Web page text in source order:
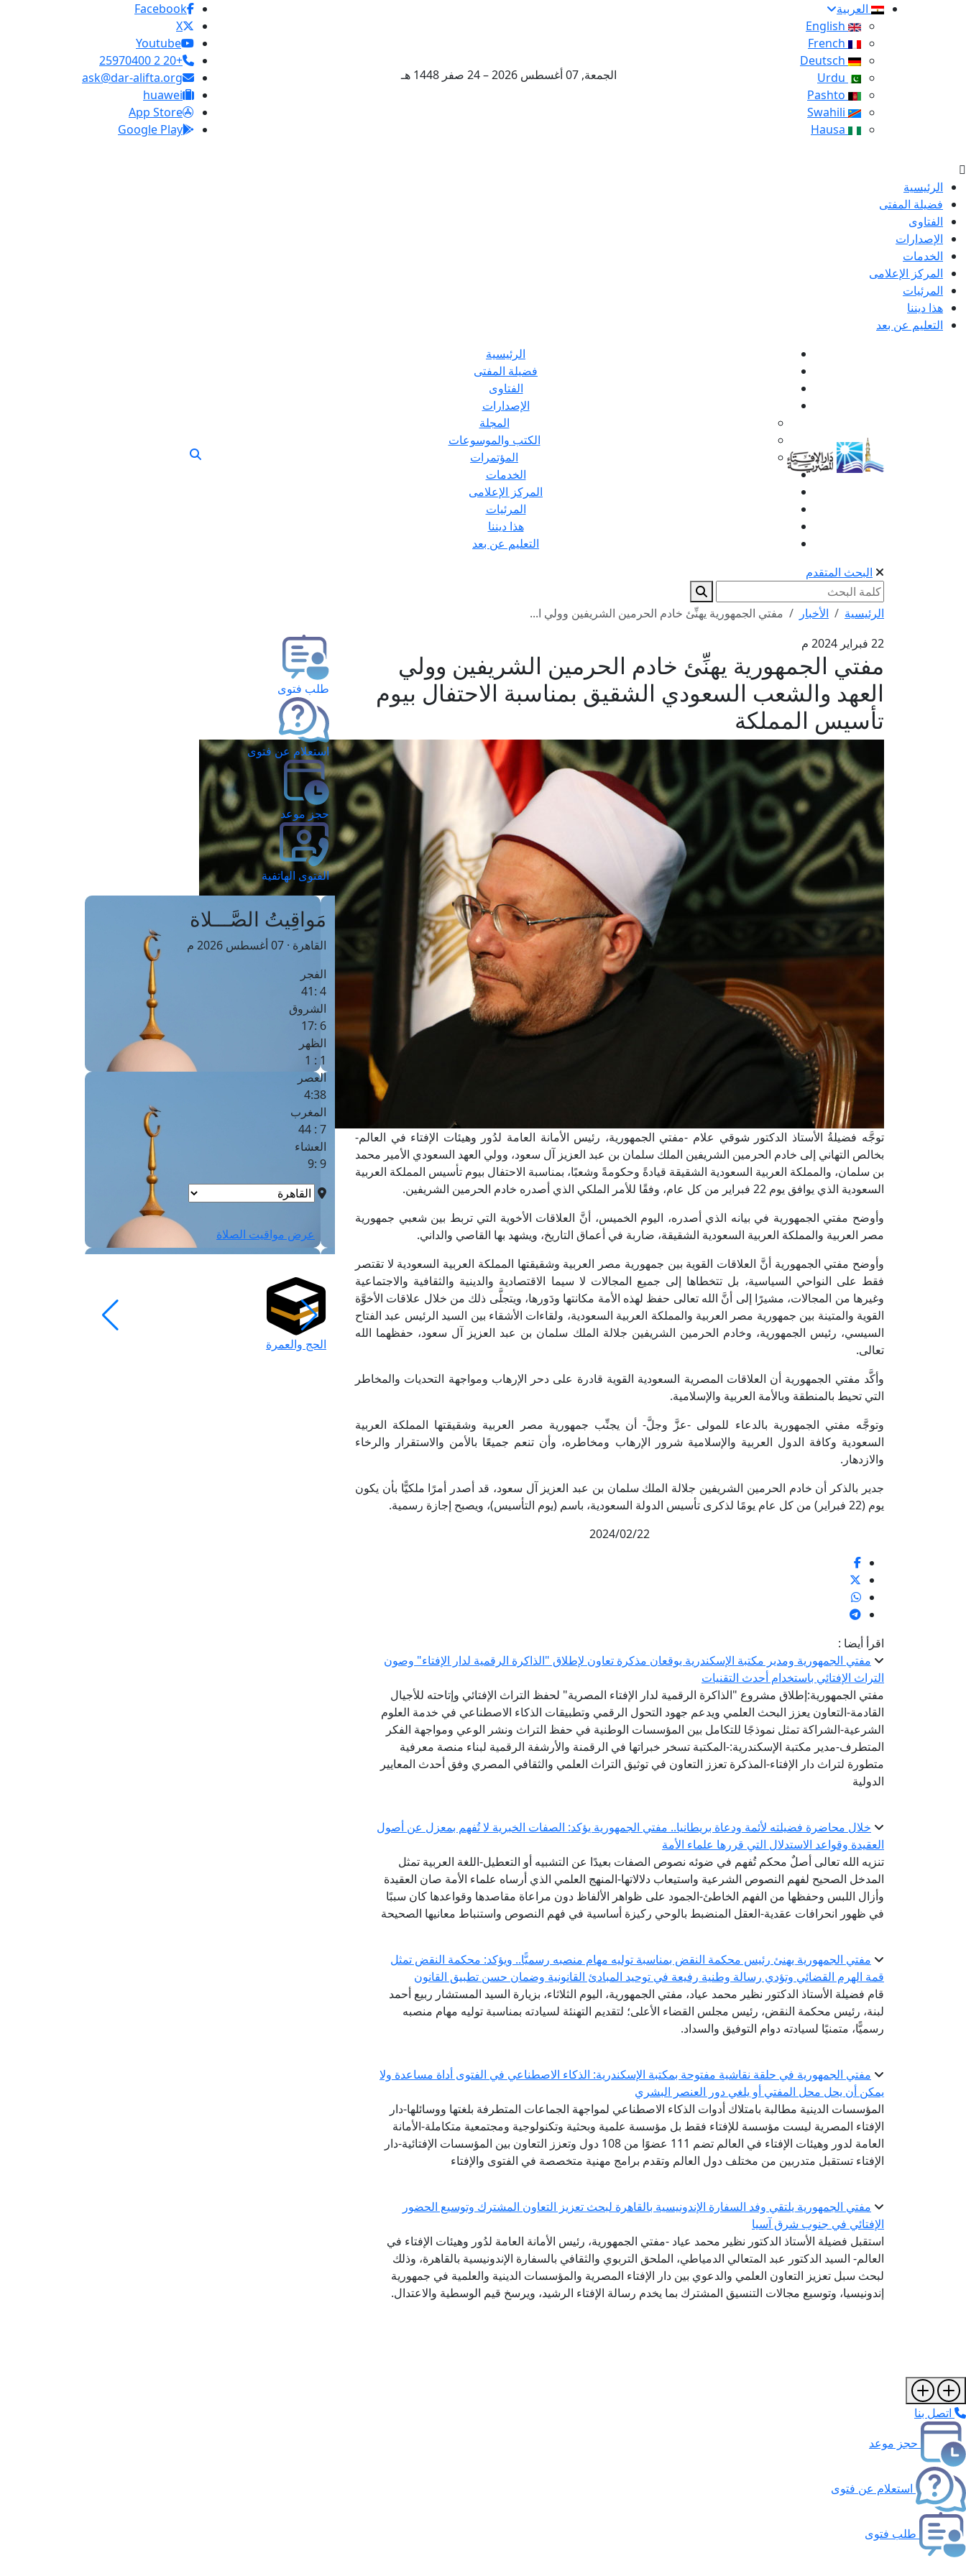
العربية
الجمعة, 07 أغسطس 2026 – 24 صفر 1448 هـ
Facebook
X
Youtube
+20 2 25970400
ask@dar-alifta.org
huawei
App Store
Google Play
الرئيسية
فضيلة المفتى
الفتاوى
الإصدارات
الخدمات
المركز الإعلامى
المرئيات
هذا ديننا
التعليم عن بعد
الرئيسية
فضيلة المفتى
الفتاوى
الإصدارات
المجلة
الكتب والموسوعات
المؤتمرات
الخدمات
المركز الإعلامى
المرئيات
هذا ديننا
التعليم عن بعد
البحث المتقدم
الرئيسية الأخبار
مفتي الجمهورية يهنِّئ خادم الحرمين الشريفين وولي ا...
22 فبراير 2024 م
مفتي الجمهورية يهنِّئ خادم الحرمين الشريفين وولي
العهد والشعب السعودي الشقيق بمناسبة الاحتفال بيوم
تأسيس المملكة
توجَّه فضيلةُ الأستاذ الدكتور شوقي علام -مفتي الجمهورية، رئيس الأمانة العامة لدُور وهيئات الإفتاء في العالم-
بخالص التهاني إلى خادم الحرمين الشريفين الملك سلمان بن عبد العزيز آل سعود، وولي العهد السعودي الأمير محمد
بن سلمان، والمملكة العربية السعودية الشقيقة قيادةً وحكومةً وشعبًا، بمناسبة الاحتفال بيوم تأسيس المملكة العربية
السعودية الذي يوافق يوم 22 فبراير من كل عام، وفقًا للأمر الملكي الذي أصدره خادم الحرمين الشريفين.
وأوضح مفتي الجمهورية في بيانه الذي أصدره، اليوم الخميس، أنَّ العلاقات الأخوية التي تربط بين شعبي جمهورية
مصر العربية والمملكة العربية السعودية الشقيقة، ضاربة في أعماق التاريخ، ويشهد بها القاصي والداني.
وأوضح مفتي الجمهورية أنَّ العلاقات القوية بين جمهورية مصر العربية وشقيقتها المملكة العربية السعودية لا تقتصر
فقط على النواحي السياسية، بل تتخطاها إلى جميع المجالات لا سيما الاقتصادية والدينية والثقافية والاجتماعية
وغيرها من المجالات، مشيرًا إلى أنَّ الله تعالى حفظ لهذه الأمة مكانتها ودَورها، ويتجلَّى ذلك من خلال علاقات الأخوَّة
القوية والمتينة بين جمهورية مصر العربية والمملكة العربية السعودية، ولقاءات الأشقاء بين السيد الرئيس عبد الفتاح
السيسي، رئيس الجمهورية، وخادم الحرمين الشريفين جلالة الملك سلمان بن عبد العزيز آل سعود، حفظهما الله
تعالى.
وأكَّد مفتي الجمهورية أن العلاقات المصرية السعودية القوية قادرة على دحر الإرهاب ومواجهة التحديات والمخاطر
التي تحيط بالمنطقة وبالأمة العربية والإسلامية.
وتوجَّه مفتي الجمهورية بالدعاء للمولى -عزَّ وجلَّ- أن يجنِّب جمهورية مصر العربية وشقيقتها المملكة العربية
السعودية وكافة الدول العربية والإسلامية شرور الإرهاب ومخاطره، وأن تنعم جميعًا بالأمن والاستقرار والرخاء
والازدهار.
جدير بالذكر أن خادم الحرمين الشريفين جلالة الملك سلمان بن عبد العزيز آل سعود، قد أصدر أمرًا ملكيًّا بأن يكون
يوم (22 فبراير) من كل عام يومًا لذكرى تأسيس الدولة السعودية، باسم (يوم التأسيس)، ويصبح إجازة رسمية.
2024/02/22
اقرأ أيضا :
مفتي الجمهورية ومدير مكتبة الإسكندرية يوقعان مذكرة تعاون لإطلاق "الذاكرة الرقمية لدار الإفتاء" وصون
التراث الإفتائي باستخدام أحدث التقنيات
مفتي الجمهورية:إطلاق مشروع "الذاكرة الرقمية لدار الإفتاء المصرية" لحفظ التراث الإفتائي وإتاحته للأجيال
القادمة-التعاون يعزز البحث العلمي ويدعم جهود التحول الرقمي وتطبيقات الذكاء الاصطناعي في خدمة العلوم
الشرعية-الشراكة تمثل نموذجًا للتكامل بين المؤسسات الوطنية في حفظ التراث ونشر الوعي ومواجهة الفكر
المتطرف-مدير مكتبة الإسكندرية:-المكتبة تسخر خبراتها في الرقمنة والأرشفة الرقمية لبناء منصة معرفية
متطورة لتراث دار الإفتاء-المذكرة تعزز التعاون في توثيق التراث العلمي والثقافي المصري وفق أحدث المعايير
الدولية
خلال محاضرة فضيلته لأئمة ودعاة بريطانيا.. مفتي الجمهورية يؤكد: الصفات الخبرية لا تُفهم بمعزل عن أصول
العقيدة وقواعد الاستدلال التي قررها علماء الأمة
تنزيه الله تعالى أصلٌ محكم تُفهم في ضوئه نصوص الصفات بعيدًا عن التشبيه أو التعطيل-اللغة العربية تمثل
المدخل الصحيح لفهم النصوص الشرعية واستيعاب دلالاتها-المنهج العلمي الذي أرساه علماء الأمة صان العقيدة
وأزال اللبس وحفظها من الفهم الخاطئ-الجمود على ظواهر الألفاظ دون مراعاة مقاصدها وقواعدها كان سببًا
في ظهور انحرافات عقدية-العقل المنضبط بالوحي ركيزة أساسية في فهم النصوص واستنباط معانيها الصحيحة
مفتي الجمهورية يهنئ رئيس محكمة النقض بمناسبة توليه مهام منصبه رسميًّا.. ويؤكد: محكمة النقض تمثل
قمة الهرم القضائي وتؤدي رسالة وطنية رفيعة في توحيد المبادئ القانونية وضمان حسن تطبيق القانون
قام فضيلة الأستاذ الدكتور نظير محمد عياد، مفتي الجمهورية، اليوم الثلاثاء، بزيارة السيد المستشار ربيع أحمد
لبنة، رئيس محكمة النقض، رئيس مجلس القضاء الأعلى؛ لتقديم التهنئة لسيادته بمناسبة توليه مهام منصبه
رسميًّا، متمنيًا لسيادته دوام التوفيق والسداد.
مفتي الجمهورية في حلقة نقاشية مفتوحة بمكتبة الإسكندرية: الذكاء الاصطناعي في الفتوى أداة مساعدة ولا
يمكن أن يحل محل المفتي أو يلغي دور العنصر البشري
المؤسسات الدينية مطالبة بامتلاك أدوات الذكاء الاصطناعي لمواجهة الجماعات المتطرفة بلغتها ووسائلها-دار
الإفتاء المصرية ليست مؤسسة للإفتاء فقط بل مؤسسة علمية وبحثية وتكنولوجية ومجتمعية متكاملة-الأمانة
العامة لدور وهيئات الإفتاء في العالم تضم 111 عضوًا من 108 دول وتعزز التعاون بين المؤسسات الإفتائية-دار
الإفتاء تستقبل متدربين من مختلف دول العالم وتقدم برامج مهنية متخصصة في الفتوى والإفتاء
مفتي الجمهورية يلتقي وفد السفارة الإندونيسية بالقاهرة لبحث تعزيز التعاون المشترك وتوسيع الحضور
الإفتائي في جنوب شرق آسيا
استقبل فضيلة الأستاذ الدكتور نظير محمد عياد -مفتي الجمهورية، رئيس الأمانة العامة لدُور وهيئات الإفتاء في
العالم- السيد الدكتور عبد المتعالي الدمياطي، الملحق التربوي والثقافي بالسفارة الإندونيسية بالقاهرة، وذلك
لبحث سبل تعزيز التعاون العلمي والدعوي بين دار الإفتاء المصرية والمؤسسات الدينية والعلمية في جمهورية
إندونيسيا، وتوسيع مجالات التنسيق المشترك بما يخدم رسالة الإفتاء الرشيد، ويرسخ قيم الوسطية والاعتدال.
طلب فتوى
استعلام عن فتوى
حجز موعد
الفتوى الهاتفية
مَواقِيتُ الصَّـــلاة
القاهرة · 07 أغسطس 2026 م
الفجر
4 :41
الشروق
6 :17
الظهر
1 : 1
العصر
4:38
المغرب
7 : 44
العشاء
9 :9
عرض مواقيت الصلاة
الحج والعمرة
اتصل بنا
حجز موعد
استعلام عن فتوى
طلب فتوى